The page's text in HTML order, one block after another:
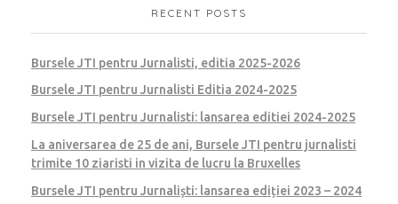
RECENT POSTS
Bursele JTI pentru Jurnalisti, editia 2025-2026
Bursele JTI pentru Jurnalisti Editia 2024-2025
Bursele JTI pentru Jurnalisti: lansarea editiei 2024-2025
La aniversarea de 25 de ani, Bursele JTI pentru jurnalisti
trimite 10 ziaristi in vizita de lucru la Bruxelles
Bursele JTI pentru Jurnaliști: lansarea ediției 2023 – 2024